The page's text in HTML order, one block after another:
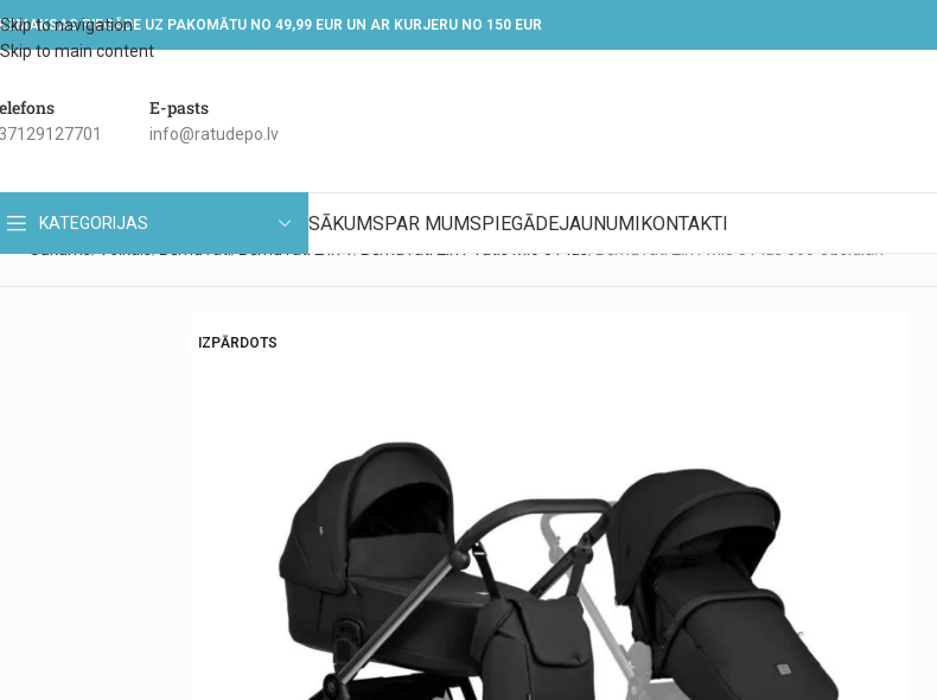
Skip to navigation
Skip to main content
PIEGĀDE UZ PAKOMĀTU NO 49,99 EUR UN AR KURJERU NO 150 EUR
E-pasts
info@ratudepo.lv
KATEGORIJAS SĀKUMSPAR MUMSPIEGĀDEJAUNUMIKONTAKTI
IZPĀRDOTS